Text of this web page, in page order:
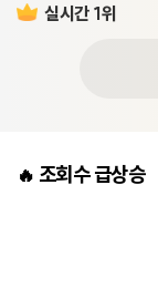
실시간 1위
🔥 조회수 급상승